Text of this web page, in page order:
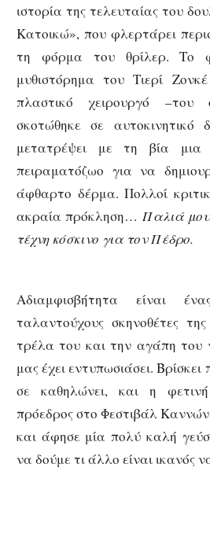
ιστορία της τελευταίας του
Κατοικώ», που φλερτάρει
τη φόρμα του θρίλερ. Το
μυθιστόρημα του Τιερί
πλαστικό χειρουργό –του
σκοτώθηκε σε αυτοκινητικό
μετατρέψει με τη βία
πειραματόζωο για να
άφθαρτο δέρμα. Πολλοί
ακραία πρόκληση… Παλιά
τέχνη κόσκινο για τον Πέδρο.
Αδιαμφισβήτητα είναι
ταλαντούχους σκηνοθέτες
τρέλα του και την αγάπη
μας έχει εντυπωσιάσει.
σε καθηλώνει, και η
πρόεδρος στο Φεστιβάλ
και άφησε μία πολύ καλή
να δούμε τι άλλο είναι ικανός